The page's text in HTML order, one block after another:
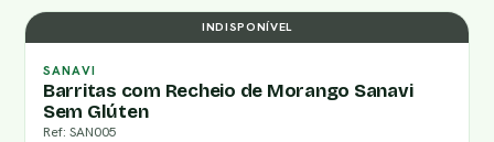
INDISPONÍVEL
SANAVI
Barritas com Recheio de Morango Sanavi
Sem Glúten
Ref: SAN005